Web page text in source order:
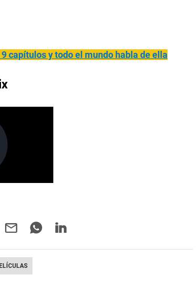
capítulos y todo el mundo habla de ella